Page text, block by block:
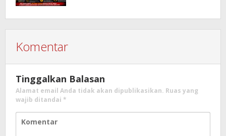
Komentar
Tinggalkan Balasan
Alamat email Anda tidak akan dipublikasikan. Ruas yang
wajib ditandai *